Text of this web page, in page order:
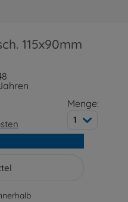
115x90mm
Menge:
1